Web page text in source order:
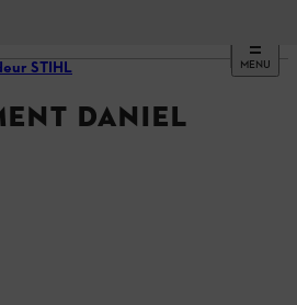
MENU
STIHL
DANIEL